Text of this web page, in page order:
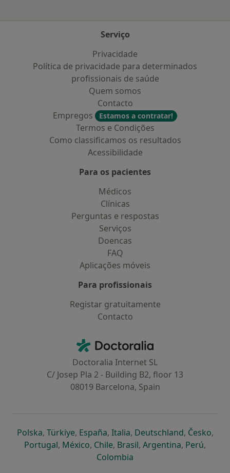
Serviço
Privacidade
Política de privacidade para determinados
profissionais de saúde
Quem somos
Contacto
Empregos
Estamos a contratar!
Termos e Condições
Como classificamos os resultados
Acessibilidade
Para os pacientes
Médicos
Clínicas
Perguntas e respostas
Serviços
Doencas
FAQ
Aplicações móveis
Para profissionais
Registar gratuitamente
Contacto
Doctoralia - Homepage
Doctoralia Internet SL
C/ Josep Pla 2 - Building B2, floor 13
08019 Barcelona, Spain
Polskaabre num novo separador
, Türkiyeabre num novo separador
, Españaabre num novo separador
, Italiaabre num novo
, Deutschlandabre num
, Česko,
Portugalabre num novo separador
, Méxicoabre num novo separador
, Chileabre num novo separador
, Brasilabre num novo
, Argentinaabre num
, Perúabre
,
Colombia